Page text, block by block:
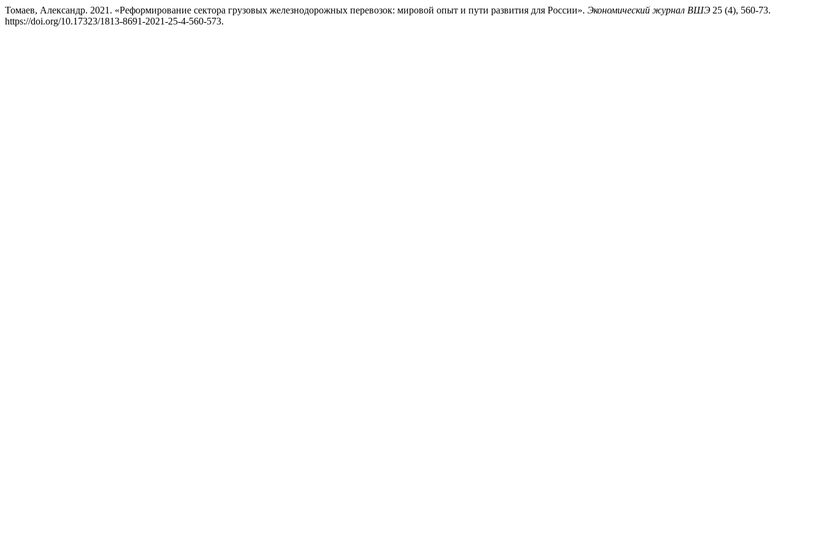
Томаев, Александр. 2021. «Реформирование сектора грузовых железнодорожных перевозок: мировой опыт и пути развития для России». Экономический журнал ВШЭ 25 (4), 560-73.
https://doi.org/10.17323/1813-8691-2021-25-4-560-573.